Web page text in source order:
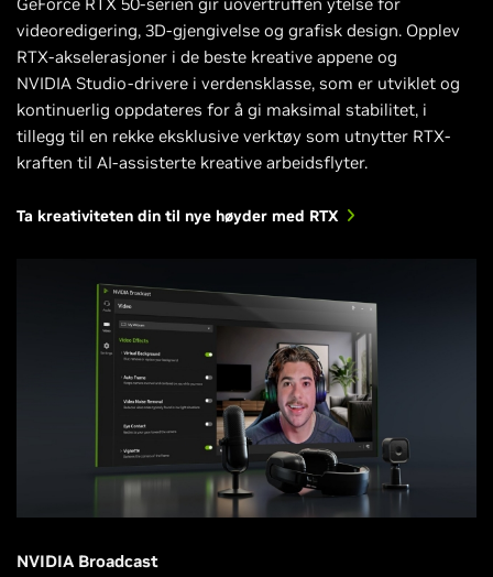
GeForce RTX 50-serien gir uovertruffen ytelse for
videoredigering, 3D-gjengivelse og grafisk design. Opplev
RTX-akselerasjoner i de beste kreative appene og
NVIDIA Studio-drivere i verdensklasse, som er utviklet og
kontinuerlig oppdateres for å gi maksimal stabilitet, i
tillegg til en rekke eksklusive verktøy som utnytter RTX-
kraften til AI-assisterte kreative arbeidsflyter.
Ta kreativiteten din til nye høyder med RTX
NVIDIA Broadcast